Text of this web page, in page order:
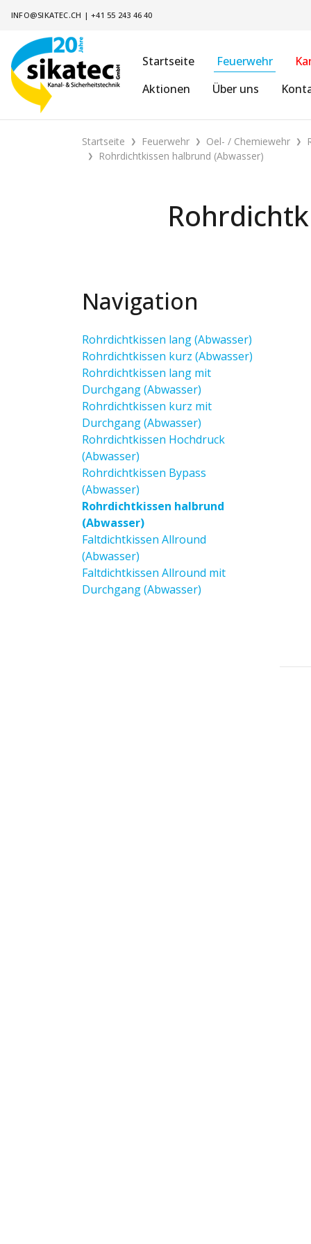
INFO@SIKATEC.CH |+41 55 243 46 40
Startseite
Feuerwehr
Aktionen
Über uns
Startseite Feuerwehr Oel- / Chemiewehr
Rohrdichtkissen halbrund (Abwasser)
Navigation
Rohrdichtkissen lang (Abwasser)
Rohrdichtkissen kurz (Abwasser)
Rohrdichtkissen lang mit
Durchgang (Abwasser)
Rohrdichtkissen kurz mit
Durchgang (Abwasser)
Rohrdichtkissen Hochdruck
(Abwasser)
Rohrdichtkissen Bypass
(Abwasser)
Rohrdichtkissen halbrund
(Abwasser)
Faltdichtkissen Allround
(Abwasser)
Faltdichtkissen Allround mit
Durchgang (Abwasser)